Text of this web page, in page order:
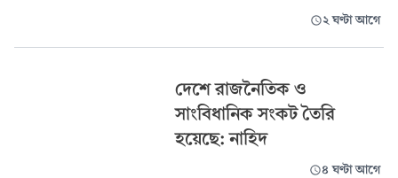
২ ঘণ্টা আগে
দেশে রাজনৈতিক ও
সাংবিধানিক সংকট তৈরি
হয়েছে: নাহিদ
৪ ঘণ্টা আগে